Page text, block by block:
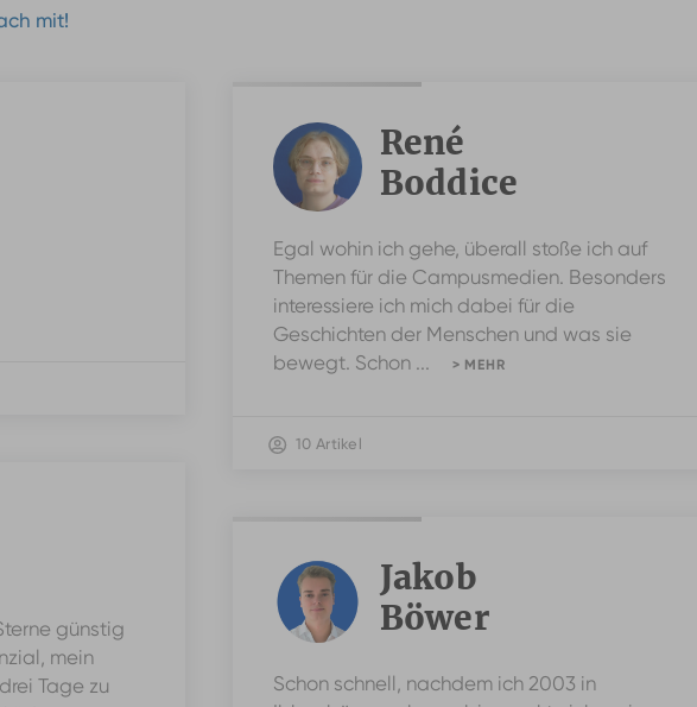
mit!
günstig
mein
Tage zu
René
Boddice
Egal wohin ich gehe, überall stoße ich auf
Themen für die Campusmedien. Besonders
interessiere ich mich dabei für die
Geschichten der Menschen und was sie
bewegt. Schon ...
> MEHR
10 Artikel
Jakob
Böwer
Schon schnell, nachdem ich 2003 in